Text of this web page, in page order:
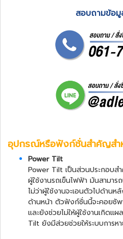
สอบถามข้อมู
อุปกรณ์หรือฟังก์ชั่นสำคัญสำ
Power Tilt
Power Tilt เป็นส่วนประกอบส
ผู้ใช้งานรถเข็นไฟฟ้า มันสามาร
ไม่ว่าผู้ใช้งานจะเอนตัวไปด้าน
ด้านหน้า ตัวฟังก์ชั่นนี้จะคอยซัพ
และยังช่วยไม่ให้ผู้ใช้งานเกิด
Tilt ยังมีส่วยช่วยให้ระบบการ